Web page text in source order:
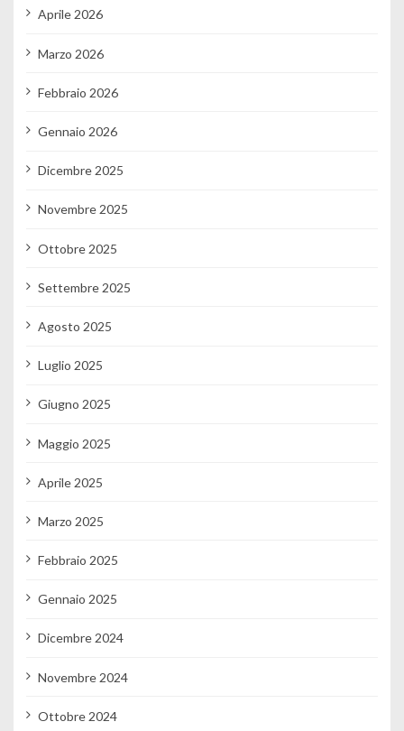
Aprile 2026
Marzo 2026
Febbraio 2026
Gennaio 2026
Dicembre 2025
Novembre 2025
Ottobre 2025
Settembre 2025
Agosto 2025
Luglio 2025
Giugno 2025
Maggio 2025
Aprile 2025
Marzo 2025
Febbraio 2025
Gennaio 2025
Dicembre 2024
Novembre 2024
Ottobre 2024